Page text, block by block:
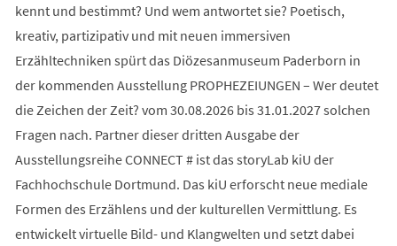
kennt und bestimmt? Und wem antwortet sie? Poetisch,
kreativ, partizipativ und mit neuen immersiven
Erzähltechniken spürt das Diözesanmuseum Paderborn in
der kommenden Ausstellung PROPHEZEIUNGEN – Wer deutet
die Zeichen der Zeit? vom 30.08.2026 bis 31.01.2027 solchen
Fragen nach. Partner dieser dritten Ausgabe der
Ausstellungsreihe CONNECT # ist das storyLab kiU der
Fachhochschule Dortmund. Das kiU erforscht neue mediale
Formen des Erzählens und der kulturellen Vermittlung. Es
entwickelt virtuelle Bild- und Klangwelten und setzt dabei